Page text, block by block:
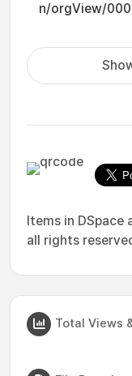
n/orgView/
Items in
all rights
Total Views